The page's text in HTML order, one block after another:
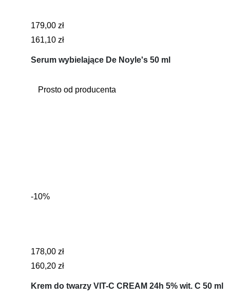
179,00 zł
161,10 zł
Serum wybielające De Noyle's 50 ml
Prosto od producenta
-10%
178,00 zł
160,20 zł
Krem do twarzy VIT-C CREAM 24h 5% wit. C 50 ml